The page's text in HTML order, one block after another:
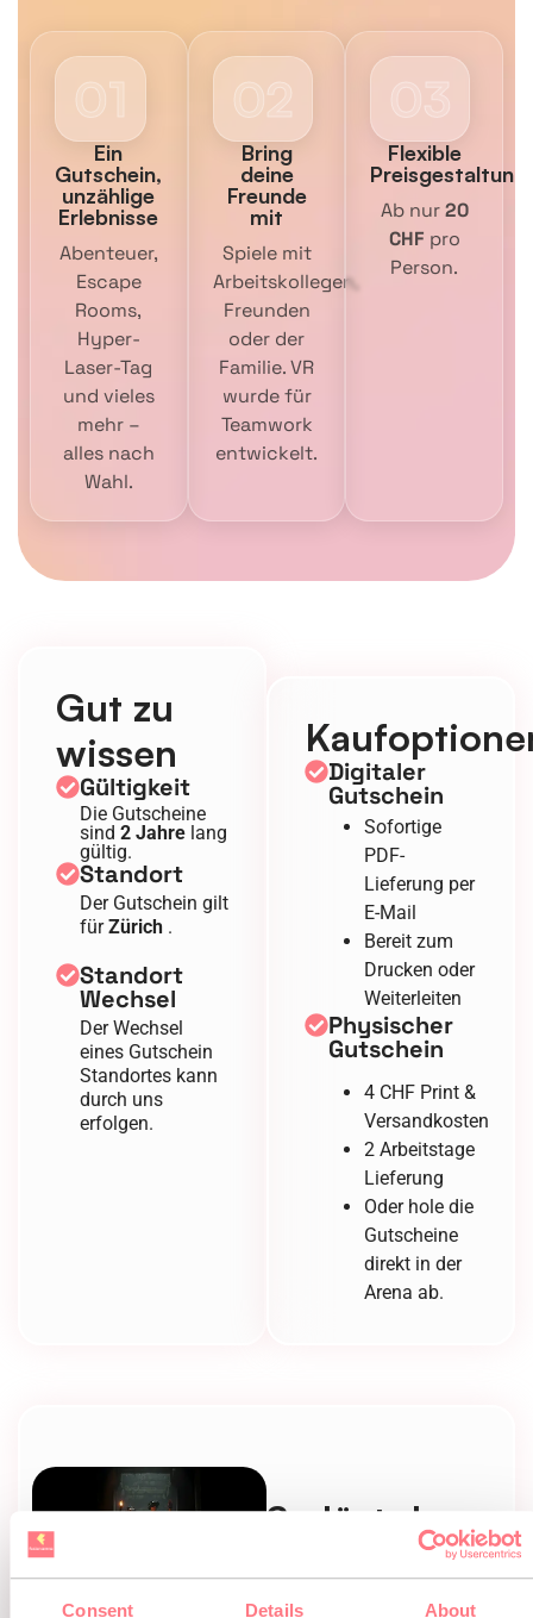
Consent Details About
01
Ein
Gutschein,
unzählige
Erlebnisse
Abenteuer,
Escape
Rooms,
Hyper-
Laser-Tag
und vieles
mehr –
alles nach
Wahl.
02
Bring
deine
Freunde
mit
Spiele mit
Arbeitskollegen,
Freunden
oder der
Familie. VR
wurde für
Teamwork
entwickelt.
03
Flexible
Preisgestaltung
Ab nur20
CHF pro
Person.
Gut zu
wissen
Gültigkeit
Die Gutscheine
sind 2 Jahre lang
gültig.
Standort
Der Gutschein gilt
fürZürich .
Standort
Wechsel
Der Wechsel
eines Gutschein
Standortes kann
durch uns
erfolgen.
Digitaler
Gutschein
Sofortige
PDF-
Lieferung per
E-Mail
Bereit zum
Drucken oder
Weiterleiten
Physischer
Gutschein
4 CHF Print &
Versandkosten
2 Arbeitstage
Lieferung
Oder hole die
Gutscheine
direkt in der
Arena ab.
So löst du
deinen